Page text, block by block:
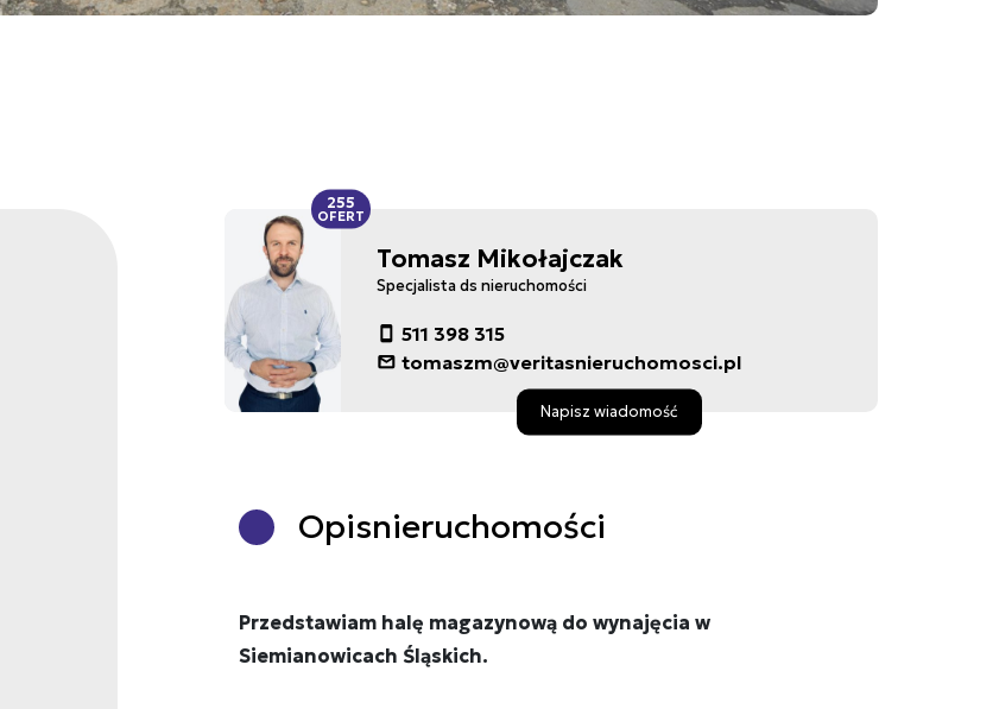
Tomasz Mikołajczak
Specjalista ds nieruchomości
511 398 315
tomaszm@veritasnieruchomosci.pl
Napisz wiadomość
255
OFERT
Opisnieruchomości
Przedstawiam halę magazynową do wynajęcia w
Siemianowicach Śląskich.